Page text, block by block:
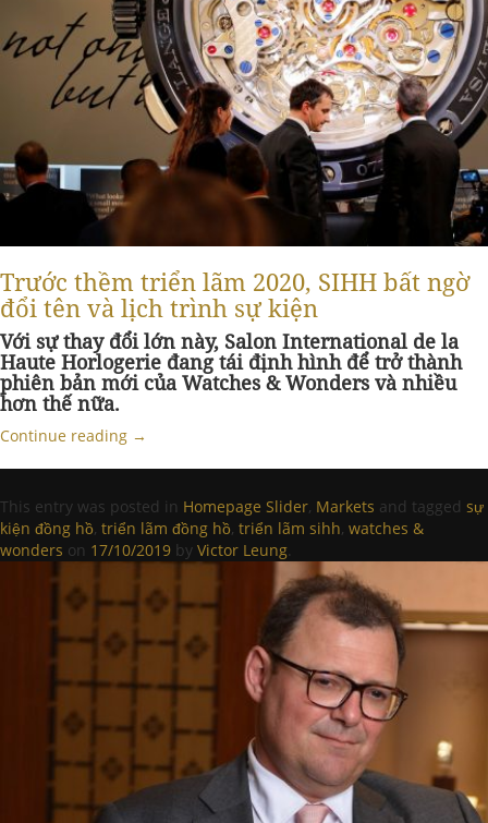
Trước thềm triển lãm 2020, SIHH bất ngờ
đổi tên và lịch trình sự kiện
Với sự thay đổi lớn này, Salon International de la
Haute Horlogerie đang tái định hình để trở thành
phiên bản mới của Watches & Wonders và nhiều
hơn thế nữa.
Continue reading →
This entry was posted in Homepage Slider, Markets and tagged sự
kiện đồng hồ, triển lãm đồng hồ, triển lãm sihh, watches &
wonders on 17/10/2019 by Victor Leung.